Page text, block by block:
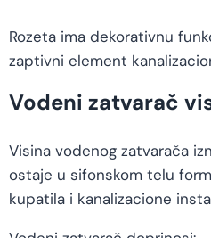
Rozeta ima dekorativnu
zaptivni element
Vodeni zatvarač
Visina vodenog zatvarača
ostaje u sifonskom telu
kupatila i kanalizacione